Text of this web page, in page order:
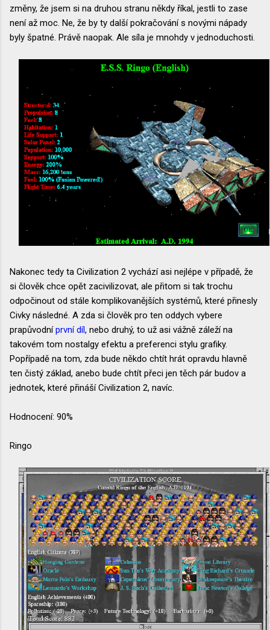
změny, že jsem si na druhou stranu někdy říkal, jestli to zase
není až moc. Ne, že by ty další pokračování s novými nápady
byly špatné. Právě naopak. Ale síla je mnohdy v jednoduchosti.
Nakonec tedy ta Civilization 2 vychází asi nejlépe v případě, že
si člověk chce opět zacivilizovat, ale přitom si tak trochu
odpočinout od stále komplikovanějších systémů, které přinesly
Civky následné. A zda si člověk pro ten oddych vybere
prapůvodníprvní díl, nebo druhý, to už asi vážně záleží na
takovém tom nostalgy efektu a preferenci stylu grafiky.
Popřípadě na tom, zda bude někdo chtít hrát opravdu hlavně
ten čistý základ, anebo bude chtít přeci jen těch pár budov a
jednotek, které přináší Civilization 2, navíc.
Hodnocení: 90%
Ringo